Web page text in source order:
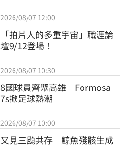
2026/08/07 12:00
「拍片人的多重宇宙」職涯論
壇9/12登場！
2026/08/07 10:30
8國球員齊聚高雄　Formosa
7s掀足球熱潮
2026/08/07 10:00
又見三颱共存　鯨魚殘骸生成